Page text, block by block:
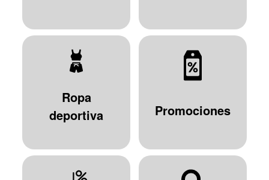
Ropa
deportiva
Promociones